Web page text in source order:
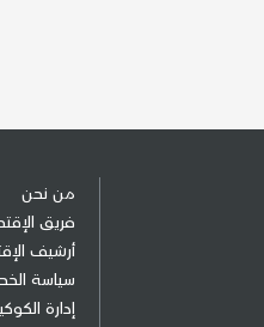
من نحن
فريق
أرشيف
سياسة
إدارة